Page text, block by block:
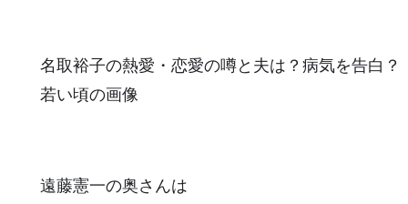
名取裕子の熱愛・恋愛の噂と夫は？病気を告白？
若い頃の画像
遠藤憲一の奥さんは